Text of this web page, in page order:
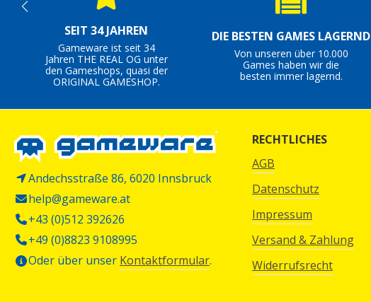
SEIT 34 JAHREN
Gameware ist seit 34
Jahren THE REAL OG unter
den Gameshops, quasi der
ORIGINAL GAMESHOP.
DIE BESTEN GAMES LAGERND
Von unseren über 10.000
Games haben wir die
besten immer lagernd.
Andechsstraße 86, 6020 Innsbruck
help@gameware.at
+43 (0)512 392626
+49 (0)8823 9108995
Oder über unser Kontaktformular.
RECHTLICHES
AGB
Datenschutz
Impressum
Versand & Zahlung
Widerrufsrecht